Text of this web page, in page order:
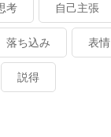
考 自己主張
落ち込み 表情
説得